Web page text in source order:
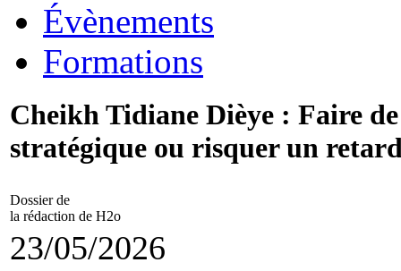
Évènements
Formations
Cheikh Tidiane Dièye : Faire
stratégique ou risquer un
Dossier de
la rédaction de H2o
23/05/2026